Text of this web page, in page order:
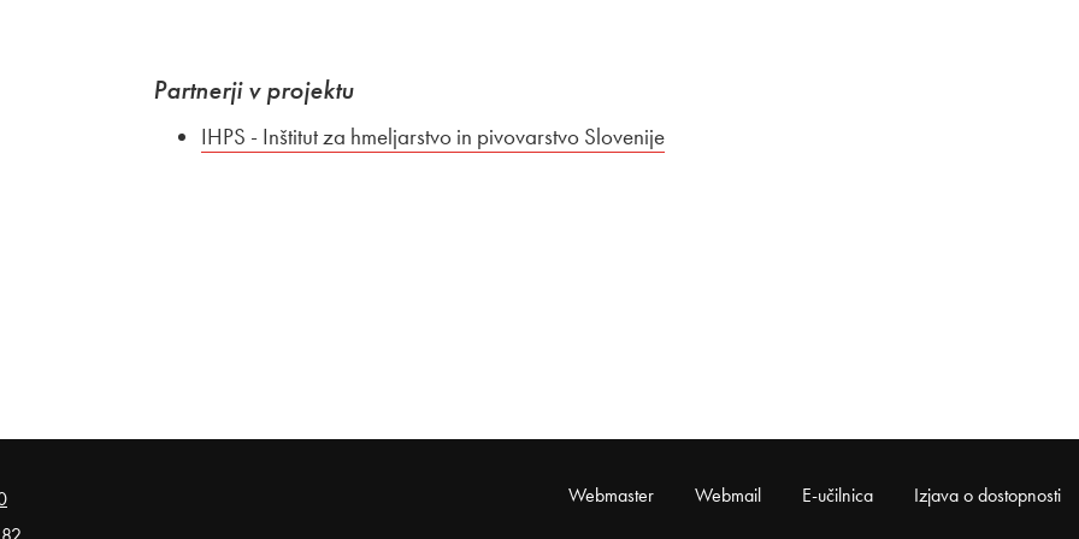
Partnerji v projektu
IHPS - Inštitut za hmeljarstvo in pivovarstvo Slovenije
Webmaster Webmail E-učilnica Izjava o dostopnosti